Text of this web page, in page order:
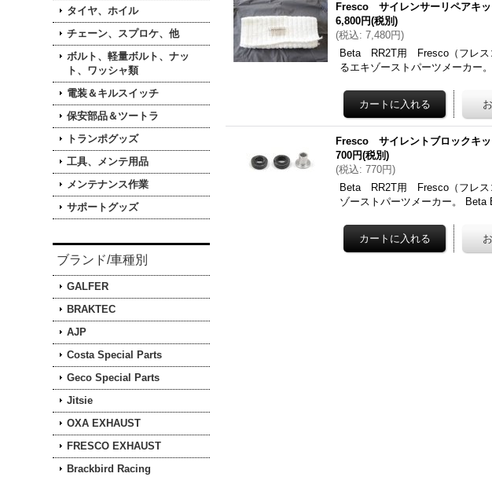
タイヤ、ホイル
チェーン、スプロケ、他
ボルト、軽量ボルト、ナッ
ト、ワッシャ類
電装＆キルスイッチ
保安部品＆ツートラ
トランポグッズ
工具、メンテ用品
メンテナンス作業
サポートグッズ
ブランド/車種別
GALFER
BRAKTEC
AJP
Costa Special Parts
Geco Special Parts
Jitsie
OXA EXHAUST
FRESCO EXHAUST
Brackbird Racing
Fresco サイレンサーリペアキ
6,800円(税別)
(税込: 7,480円)
Beta RR2T用 Fresco（フレス
るエキゾーストパーツメーカー
Fresco サイレントブロックキ
700円(税別)
(税込: 770円)
Beta RR2T用 Fresco（フレス
ゾーストパーツメーカー。